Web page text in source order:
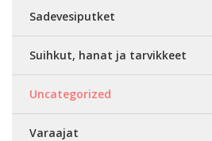
Sadevesiputket
Suihkut, hanat ja tarvikkeet
Uncategorized
Varaajat